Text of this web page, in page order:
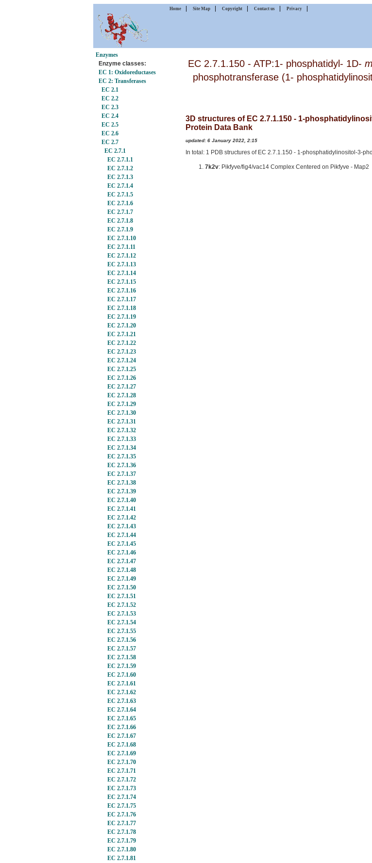
Home Site Map Copyright Contact us Privacy
Enzymes
Enzyme classes:
EC 1: Oxidoreductases
EC 2: Transferases
EC 2.1
EC 2.2
EC 2.3
EC 2.4
EC 2.5
EC 2.6
EC 2.7
EC 2.7.1
EC 2.7.1.1
EC 2.7.1.2
EC 2.7.1.3
EC 2.7.1.4
EC 2.7.1.5
EC 2.7.1.6
EC 2.7.1.7
EC 2.7.1.8
EC 2.7.1.9
EC 2.7.1.10
EC 2.7.1.11
EC 2.7.1.12
EC 2.7.1.13
EC 2.7.1.14
EC 2.7.1.15
EC 2.7.1.16
EC 2.7.1.17
EC 2.7.1.18
EC 2.7.1.19
EC 2.7.1.20
EC 2.7.1.21
EC 2.7.1.22
EC 2.7.1.23
EC 2.7.1.24
EC 2.7.1.25
EC 2.7.1.26
EC 2.7.1.27
EC 2.7.1.28
EC 2.7.1.29
EC 2.7.1.30
EC 2.7.1.31
EC 2.7.1.32
EC 2.7.1.33
EC 2.7.1.34
EC 2.7.1.35
EC 2.7.1.36
EC 2.7.1.37
EC 2.7.1.38
EC 2.7.1.39
EC 2.7.1.40
EC 2.7.1.41
EC 2.7.1.42
EC 2.7.1.43
EC 2.7.1.44
EC 2.7.1.45
EC 2.7.1.46
EC 2.7.1.47
EC 2.7.1.48
EC 2.7.1.49
EC 2.7.1.50
EC 2.7.1.51
EC 2.7.1.52
EC 2.7.1.53
EC 2.7.1.54
EC 2.7.1.55
EC 2.7.1.56
EC 2.7.1.57
EC 2.7.1.58
EC 2.7.1.59
EC 2.7.1.60
EC 2.7.1.61
EC 2.7.1.62
EC 2.7.1.63
EC 2.7.1.64
EC 2.7.1.65
EC 2.7.1.66
EC 2.7.1.67
EC 2.7.1.68
EC 2.7.1.69
EC 2.7.1.70
EC 2.7.1.71
EC 2.7.1.72
EC 2.7.1.73
EC 2.7.1.74
EC 2.7.1.75
EC 2.7.1.76
EC 2.7.1.77
EC 2.7.1.78
EC 2.7.1.79
EC 2.7.1.80
EC 2.7.1.81
EC 2.7.1.150 - ATP:1- phosphatidyl- 1D-
phosphotransferase (1-
3D structures of EC 2.7.1.150 - 1-
Protein Data Bank
updated: 6 January 2022, 2:15
In total: 1 PDB structures of EC 2.7.1.150 - 1-phosphatidylinositol-3-
7k2v: Pikfyve/fig4/vac14 Complex Centered on Pikfyve - Map2